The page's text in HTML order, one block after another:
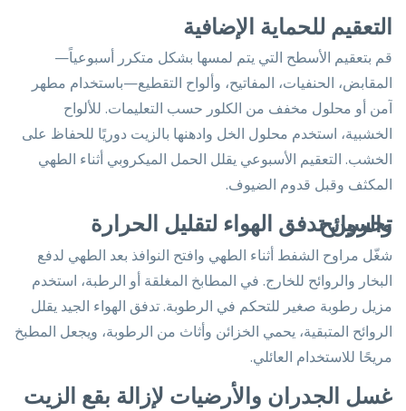
التعقيم للحماية الإضافية
قم بتعقيم الأسطح التي يتم لمسها بشكل متكرر أسبوعياً—
المقابض، الحنفيات، المفاتيح، وألواح التقطيع—باستخدام مطهر
آمن أو محلول مخفف من الكلور حسب التعليمات. للألواح
الخشبية، استخدم محلول الخل وادهنها بالزيت دوريًا للحفاظ على
الخشب. التعقيم الأسبوعي يقلل الحمل الميكروبي أثناء الطهي
المكثف وقبل قدوم الضيوف.
تحسين تدفق الهواء لتقليل الحرارة والروائح
شغّل مراوح الشفط أثناء الطهي وافتح النوافذ بعد الطهي لدفع
البخار والروائح للخارج. في المطابخ المغلقة أو الرطبة، استخدم
مزيل رطوبة صغير للتحكم في الرطوبة. تدفق الهواء الجيد يقلل
الروائح المتبقية، يحمي الخزائن وأثاث من الرطوبة، ويجعل المطبخ
مريحًا للاستخدام العائلي.
غسل الجدران والأرضيات لإزالة بقع الزيت